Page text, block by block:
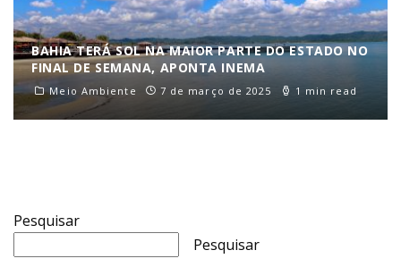
BAHIA TERÁ SOL NA MAIOR PARTE DO ESTADO NO
FINAL DE SEMANA, APONTA INEMA
Meio Ambiente 7 de março de 2025 1 min read
Pesquisar
Pesquisar